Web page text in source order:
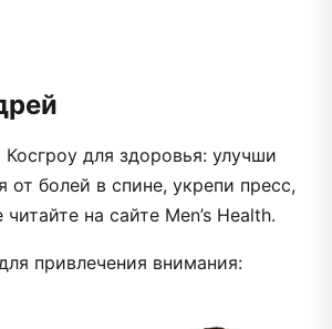
для здоровья: улучши
от болей в спине, укрепи пресс,
на сайте Men’s Health.
привлечения внимания: